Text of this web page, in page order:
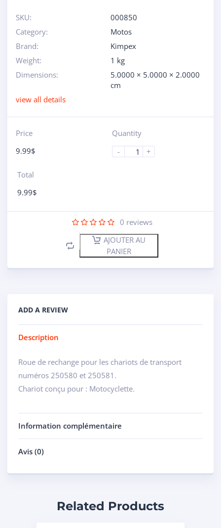
SKU:
000850
Category:
Motos
Brand:
Kimpex
Weight:
1 kg
Dimensions:
5.0000 × 5.0000 × 2.0000
cm
view all details
Price
9.99$
Quantity
-
+
Total
9.99$
0 reviews
AJOUTER AU
PANIER
ADD A REVIEW
Description
Roue de rechange pour les chariots de transport
numéros 250580 et 250581.
Chariot conçu pour : Motocyclette.
Information complémentaire
Avis (0)
Related Products